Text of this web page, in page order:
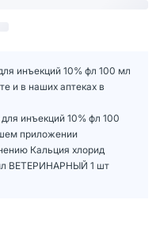
инъекций 10% фл 100 мл
и в наших аптеках в
инъекций 10% фл 100
приложении
Кальция хлорид
ВЕТЕРИНАРНЫЙ 1 шт